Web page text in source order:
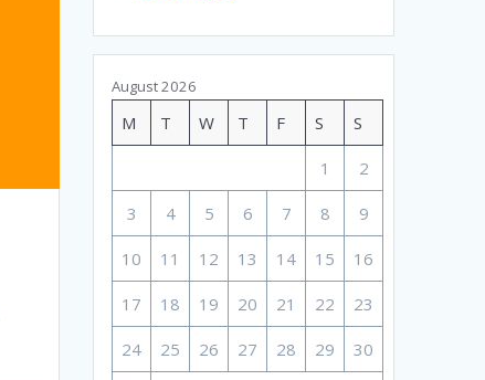
August 2026
M T W T F S S
1 2
3 4 5 6 7 8 9
10 11 12 13 14 15 16
17 18 19 20 21 22 23
24 25 26 27 28 29 30